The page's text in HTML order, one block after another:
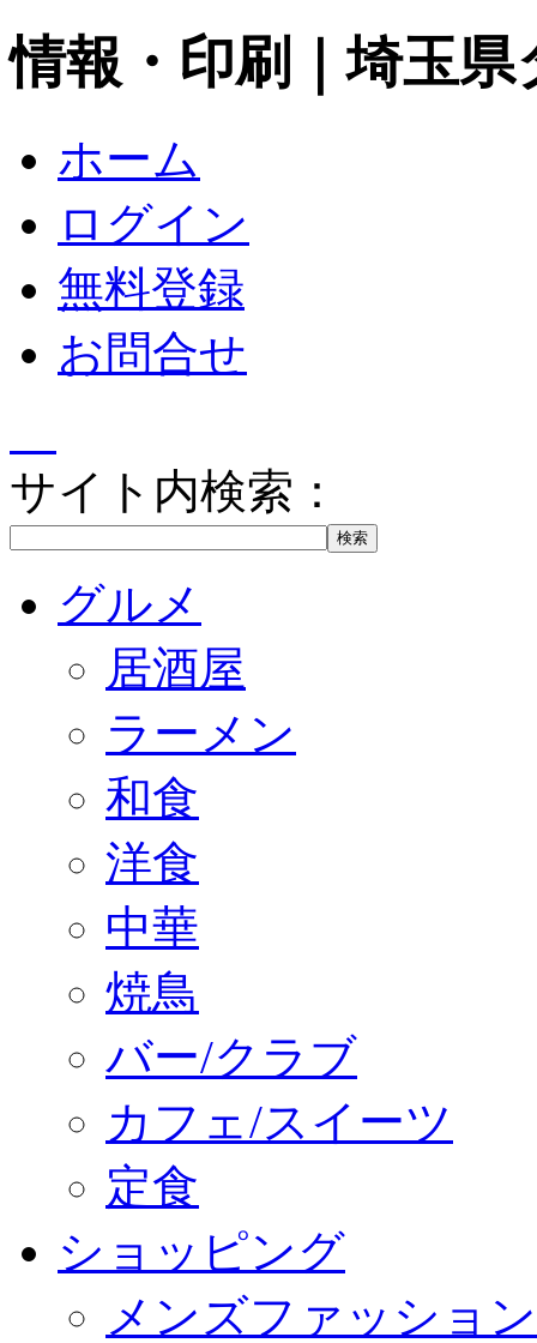
情報・印刷｜埼玉
ホーム
ログイン
無料登録
お問合せ
サイト内検索：
グルメ
居酒屋
ラーメン
和食
洋食
中華
焼鳥
バー/クラブ
カフェ/スイーツ
定食
ショッピング
メンズファッション